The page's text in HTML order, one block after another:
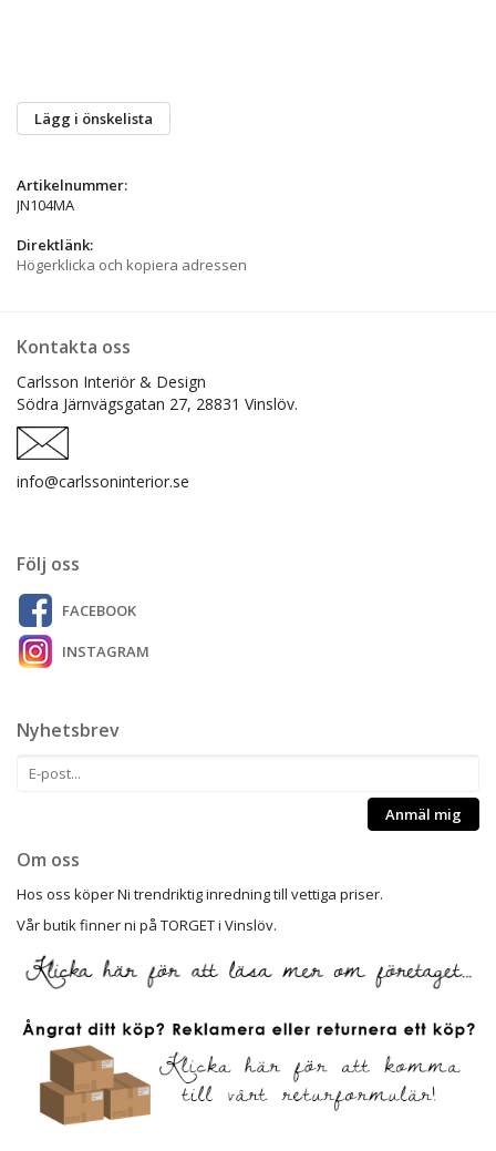
Lägg i önskelista
Artikelnummer:
JN104MA
Direktlänk:
Högerklicka och kopiera adressen
Kontakta oss
Carlsson Interiör & Design
Södra Järnvägsgatan 27, 28831 Vinslöv.
info@carlssoninterior.se
Följ oss
FACEBOOK
INSTAGRAM
Nyhetsbrev
Anmäl mig
Om oss
Hos oss köper Ni trendriktig inredning till vettiga priser.
Vår butik finner ni på TORGET i Vinslöv.